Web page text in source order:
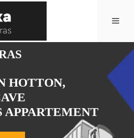
HOTTON,
APPARTEMENT